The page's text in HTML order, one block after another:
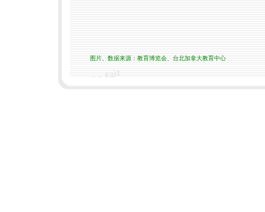
图片、数据来源：教育博览会、台北加拿大教育中心